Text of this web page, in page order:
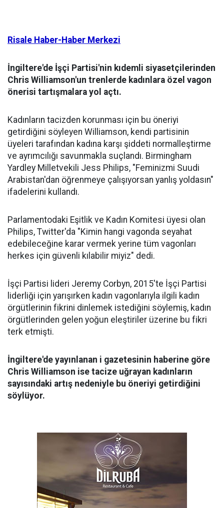
Risale Haber-Haber Merkezi
İngiltere'de İşçi Partisi'nin kıdemli siyasetçilerinden
Chris Williamson'un trenlerde kadınlara özel vagon
önerisi tartışmalara yol açtı.
Kadınların tacizden korunması için bu öneriyi
getirdiğini söyleyen Williamson, kendi partisinin
üyeleri tarafından kadına karşı şiddeti normalleştirme
ve ayrımcılığı savunmakla suçlandı. Birmingham
Yardley Milletvekili Jess Philips, "Feminizmi Suudi
Arabistan'dan öğrenmeye çalışıyorsan yanlış yoldasın"
ifadelerini kullandı.
Parlamentodaki Eşitlik ve Kadın Komitesi üyesi olan
Philips, Twitter'da "Kimin hangi vagonda seyahat
edebileceğine karar vermek yerine tüm vagonları
herkes için güvenli kılabilir miyiz" dedi.
İşçi Partisi lideri Jeremy Corbyn, 2015'te İşçi Partisi
liderliği için yarışırken kadın vagonlarıyla ilgili kadın
örgütlerinin fikrini dinlemek istediğini söylemiş, kadın
örgütlerinden gelen yoğun eleştiriler üzerine bu fikri
terk etmişti.
İngiltere'de yayınlanan i gazetesinin haberine göre
Chris Williamson ise tacize uğrayan kadınların
sayısındaki artış nedeniyle bu öneriyi getirdiğini
söylüyor.